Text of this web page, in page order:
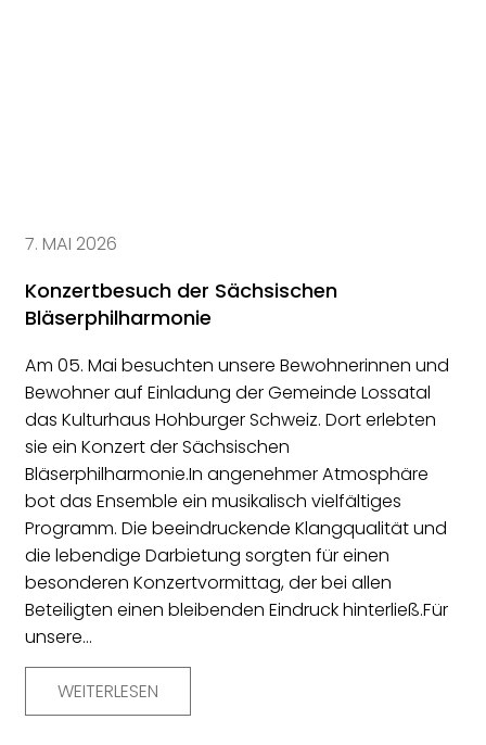
7. MAI 2026
Konzertbesuch der Sächsischen
Bläserphilharmonie
Am 05. Mai besuchten unsere Bewohnerinnen und
Bewohner auf Einladung der Gemeinde Lossatal
das Kulturhaus Hohburger Schweiz. Dort erlebten
sie ein Konzert der Sächsischen
Bläserphilharmonie.In angenehmer Atmosphäre
bot das Ensemble ein musikalisch vielfältiges
Programm. Die beeindruckende Klangqualität und
die lebendige Darbietung sorgten für einen
besonderen Konzertvormittag, der bei allen
Beteiligten einen bleibenden Eindruck hinterließ.Für
unsere…
WEITERLESEN